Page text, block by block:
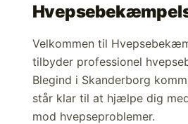
Velkommen til
tilbyder professionel
Blegind i Skanderborg
står klar til at hjælpe dig
mod hvepseproblemer.